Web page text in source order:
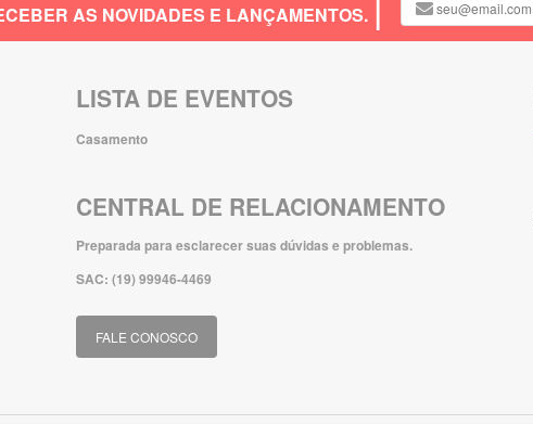
AS NOVIDADES E LANÇAMENTOS.
LISTA DE EVENTOS
Casamento
CENTRAL DE RELACIONAMENTO
Preparada para esclarecer suas dúvidas e problemas.
SAC: (19) 99946-4469
FALE CONOSCO